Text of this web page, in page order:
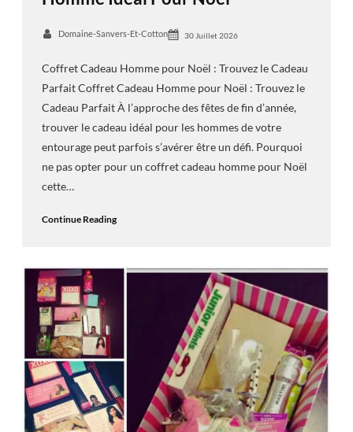
Domaine-Sanvers-Et-Cotton 30 Juillet 2026
Coffret Cadeau Homme pour Noël : Trouvez le Cadeau
Parfait Coffret Cadeau Homme pour Noël : Trouvez le
Cadeau Parfait À l’approche des fêtes de fin d’année,
trouver le cadeau idéal pour les hommes de votre
entourage peut parfois s’avérer être un défi. Pourquoi
ne pas opter pour un coffret cadeau homme pour Noël
cette…
Continue Reading